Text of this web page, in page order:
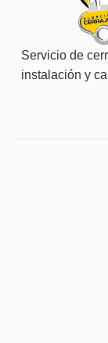
Servicio de
instalación y